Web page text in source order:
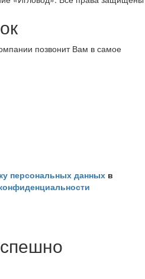
позвонит Вам в самое
персональных данных в